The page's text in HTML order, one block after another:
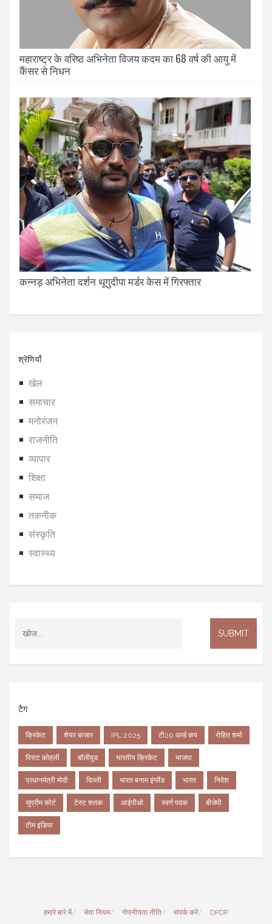
महाराष्ट्र के वरिष्ठ अभिनेता विजय कदम का 68 वर्ष की आयु में
कैंसर से निधन
कन्नड़ अभिनेता दर्शन थूगुदीपा मर्डर केस में गिरफ्तार
श्रेणियाँ
खेल
समाचार
मनोरंजन
राजनीति
व्यापार
शिक्षा
समाज
तकनीक
संस्कृति
स्वास्थ्य
टैग
क्रिकेट शेयर बाजार IPL 2025 टी20 वर्ल्ड कप रोहित शर्मा
विराट कोहली बॉलीवुड भारतीय क्रिकेट भाजपा
प्रधानमंत्री मोदी दिल्ली भारत बनाम इंग्लैंड भारत निवेश
सुप्रीम कोर्ट टेस्ट शतक आईपीओ स्वर्ण पदक बीजेपी
टीम इंडिया
हमारे बारे में सेवा नियम गोपनीयता नीति संपर्क करें DPDP